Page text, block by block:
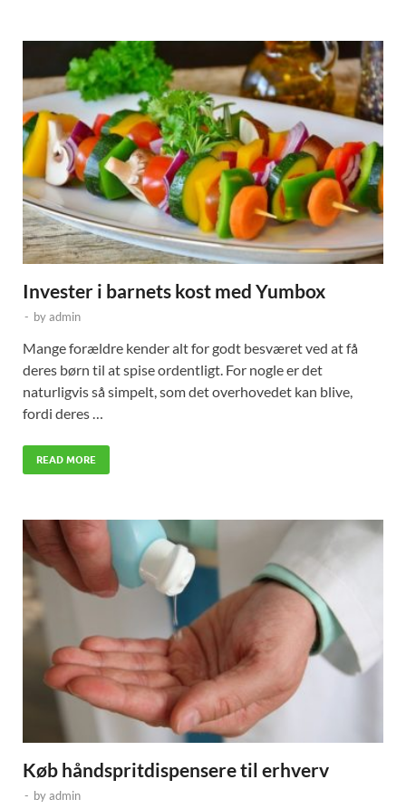
Invester i barnets kost med Yumbox
- byadmin
Mange forældre kender alt for godt besværet ved at få
deres børn til at spise ordentligt. For nogle er det
naturligvis så simpelt, som det overhovedet kan blive,
fordi deres …
READ MORE
Køb håndspritdispensere til erhverv
- byadmin